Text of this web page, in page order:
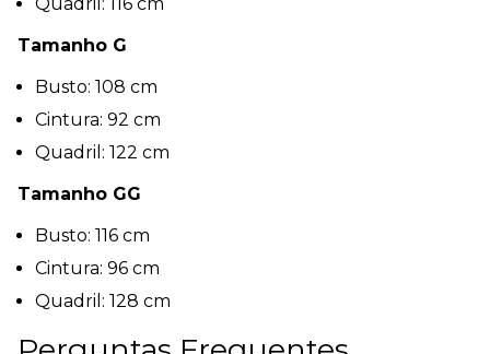
Tamanho G
Busto: 108 cm
Cintura: 92 cm
Quadril: 122 cm
Tamanho GG
Busto: 116 cm
Cintura: 96 cm
Quadril: 128 cm